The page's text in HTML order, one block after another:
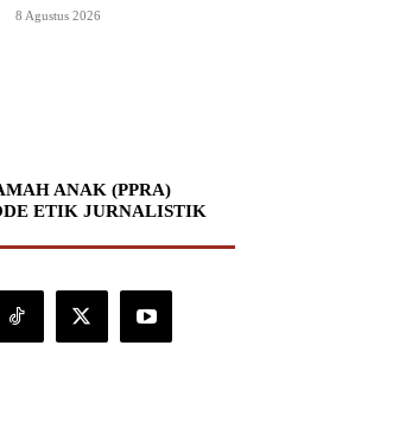
8 Agustus 2026
ANAK (PPRA)
ETIK JURNALISTIK